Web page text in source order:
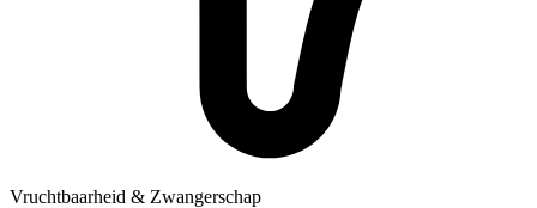
Vruchtbaarheid & Zwangerschap